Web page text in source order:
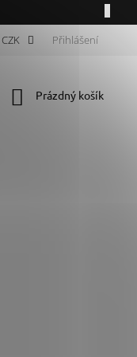
CZK Přihlášení
Nákupní
Prázdný košík